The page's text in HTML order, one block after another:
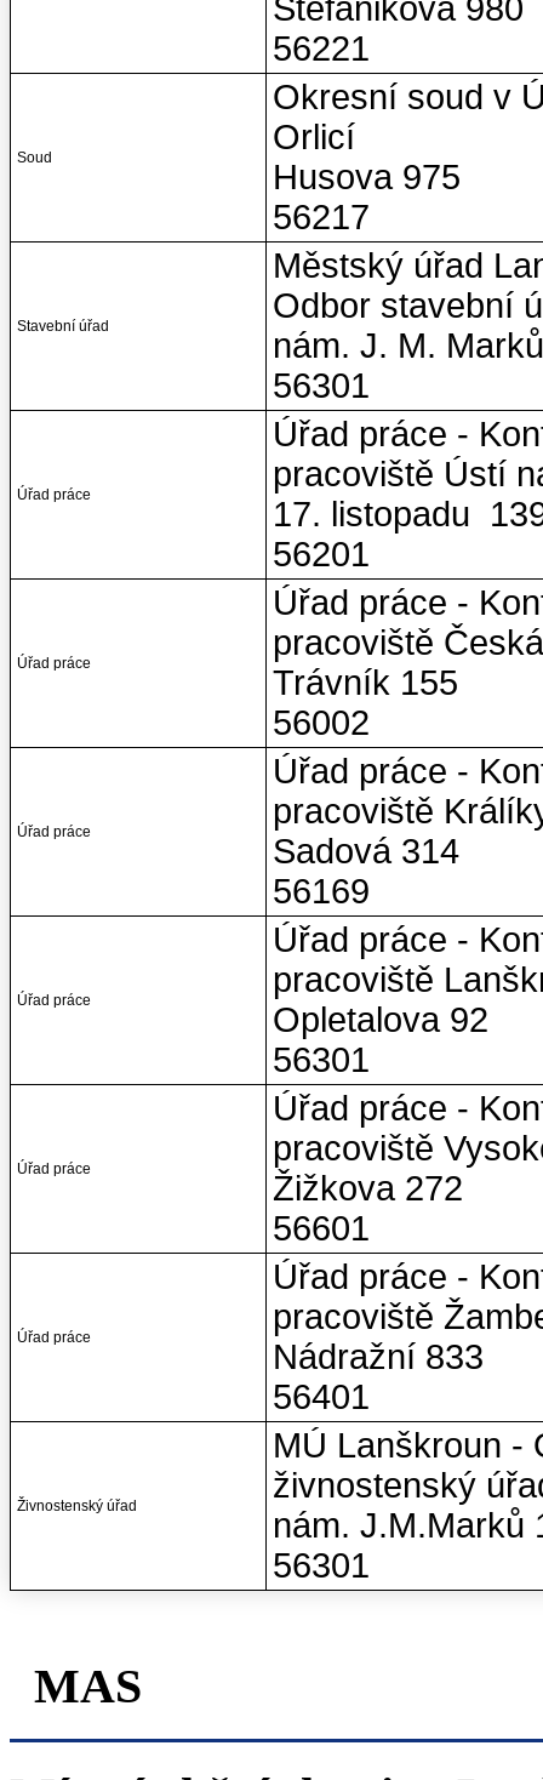
Štefánikova 980
56221
Soud
Okresní soud v
Orlicí
Husova 975
56217
Stavební úřad
Městský úřad
Odbor stavební
nám. J. M.
56301
Úřad práce
Úřad práce -
pracoviště Ústí
17. listopadu
56201
Úřad práce
Úřad práce -
pracoviště
Trávník 155
56002
Úřad práce
Úřad práce -
pracoviště
Sadová 314
56169
Úřad práce
Úřad práce -
pracoviště
Opletalova 92
56301
Úřad práce
Úřad práce -
pracoviště
Žižkova 272
56601
Úřad práce
Úřad práce -
pracoviště
Nádražní 833
56401
Živnostenský úřad
MÚ Lanškroun -
živnostenský
nám. J.M.Marků
56301
MAS